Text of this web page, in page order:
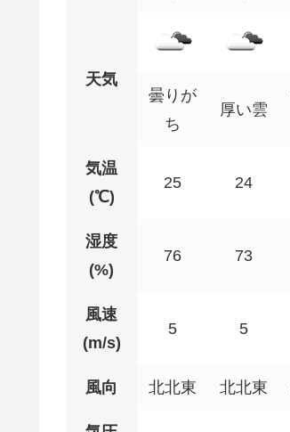
天気
曇りが
ち
厚い雲
気温
(℃)
25 24
湿度
(%)
76 73
風速
(m/s)
5 5
風向 北北東 北北東